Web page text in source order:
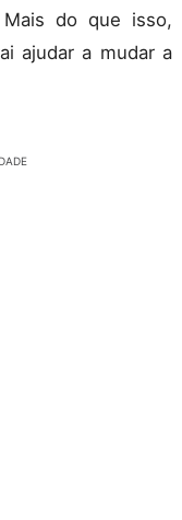
do que isso,
ajudar a mudar a